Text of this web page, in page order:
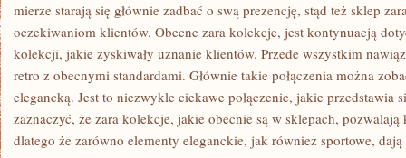
mierze starają się głównie zadbać o swą prezencję, stąd też sklep
oczekiwaniom klientów. Obecne zara kolekcje, jest kontynuacją
kolekcji, jakie zyskiwały uznanie klientów. Przede wszystkim
retro z obecnymi standardami. Głównie takie połączenia można
elegancką. Jest to niezwykle ciekawe połączenie, jakie przedstawia
zaznaczyć, że zara kolekcje, jakie obecnie są w sklepach,
dlatego że zarówno elementy eleganckie, jak również sportowe,